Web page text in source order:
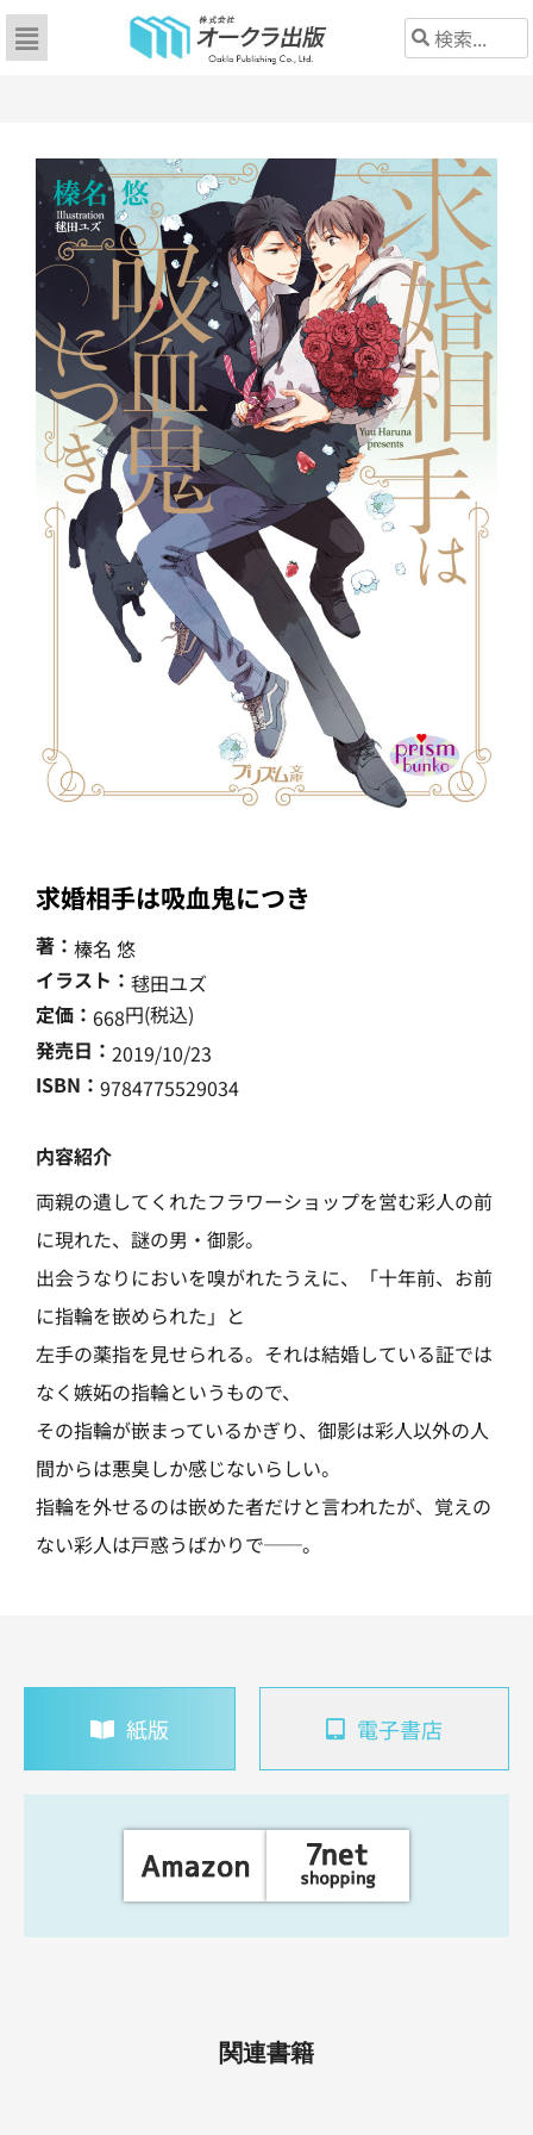
求婚相手は吸血鬼につき
著： 榛名 悠
イラスト： 毬田ユズ
定価： 668円(税込)
発売日： 2019/10/23
ISBN： 9784775529034
内容紹介
両親の遺してくれたフラワーショップを営む彩人の前
に現れた、謎の男・御影。
出会うなりにおいを嗅がれたうえに、「十年前、お前
に指輪を嵌められた」と
左手の薬指を見せられる。それは結婚している証では
なく嫉妬の指輪というもので、
その指輪が嵌まっているかぎり、御影は彩人以外の人
間からは悪臭しか感じないらしい。
指輪を外せるのは嵌めた者だけと言われたが、覚えの
ない彩人は戸惑うばかりで──。
紙版 電子書店
関連書籍